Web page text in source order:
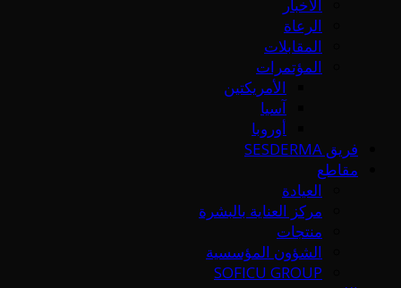
الأخبار
الرعاة
المقابلات
المؤتمرات
الأمريكتين
آسيا
أوروبا
فريق SESDERMA
مقاطع
العيادة
مركز العناية بالبشرة
منتجات
الشؤون المؤسسية
SOFICU GROUP